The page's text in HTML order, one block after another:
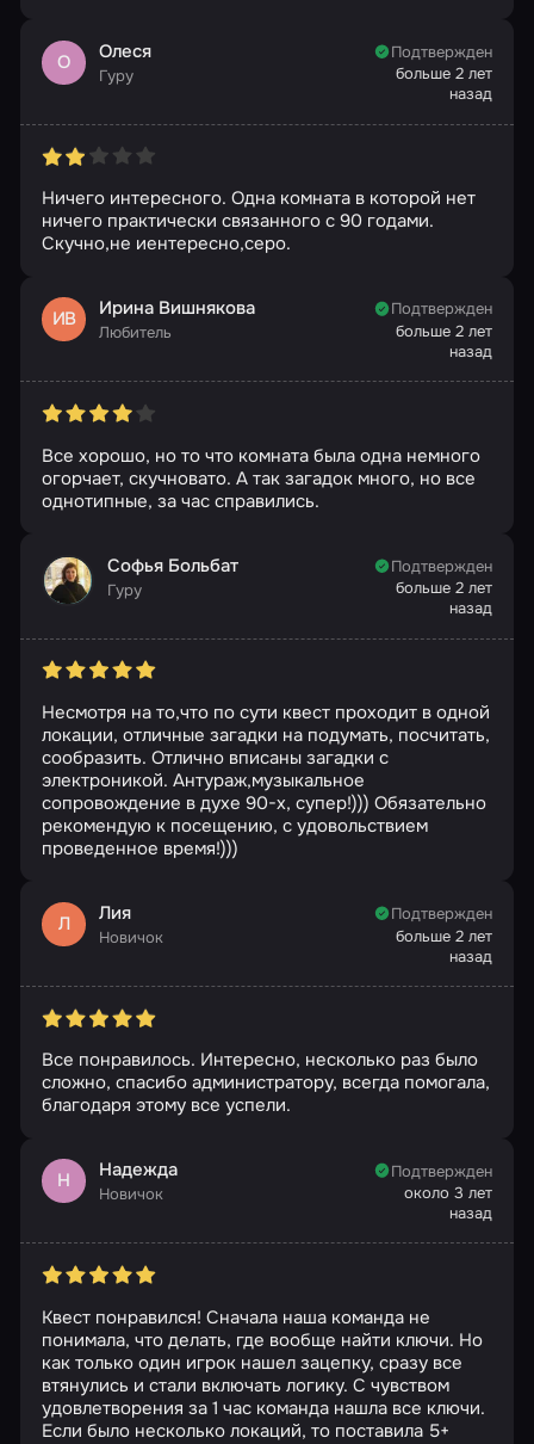
О Олеся
Гуру
Подтвержден
больше 2 лет
назад
Ничего интересного. Одна комната в которой нет
ничего практически связанного с 90 годами.
Скучно,не иентересно,серо.
ИВ Ирина Вишнякова
Любитель
Подтвержден
больше 2 лет
назад
Все хорошо, но то что комната была одна немного
огорчает, скучновато. А так загадок много, но все
однотипные, за час справились.
Софья Больбат
Гуру
Подтвержден
больше 2 лет
назад
Несмотря на то,что по сути квест проходит в одной
локации, отличные загадки на подумать, посчитать,
сообразить. Отлично вписаны загадки с
электроникой. Антураж,музыкальное
сопровождение в духе 90-х, супер!))) Обязательно
рекомендую к посещению, с удовольствием
проведенное время!)))
Л Лия
Новичок
Подтвержден
больше 2 лет
назад
Все понравилось. Интересно, несколько раз было
сложно, спасибо администратору, всегда помогала,
благодаря этому все успели.
Н Надежда
Новичок
Подтвержден
около 3 лет
назад
Квест понравился! Сначала наша команда не
понимала, что делать, где вообще найти ключи. Но
как только один игрок нашел зацепку, сразу все
втянулись и стали включать логику. С чувством
удовлетворения за 1 час команда нашла все ключи.
Если было несколько локаций, то поставила 5+